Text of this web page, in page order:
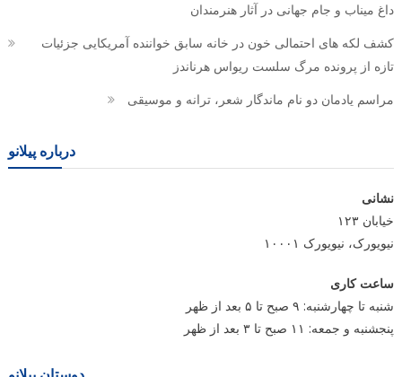
داغ میناب و جام جهانی در آثار هنرمندان
کشف لکه های احتمالی خون در خانه سابق خواننده آمریکایی جزئیات
تازه از پرونده مرگ سلست ریواس هرناندز
مراسم یادمان دو نام ماندگار شعر، ترانه و موسیقی
درباره پیلانو
نشانی
خیابان ۱۲۳
نیویورک، نیویورک ۱۰۰۰۱
ساعت کاری
شنبه تا چهارشنبه: ۹ صبح تا ۵ بعد از ظهر
پنجشنبه و جمعه: ۱۱ صبح تا ۳ بعد از ظهر